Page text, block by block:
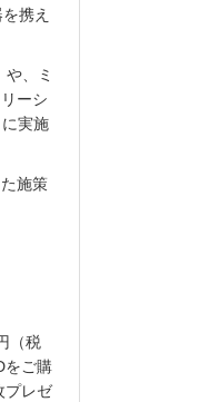
携え
、ミ
ーシ
実施
施策
（税
をご購
プレゼ